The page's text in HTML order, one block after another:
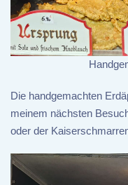
Die handgemachten
meinem nächsten
oder der